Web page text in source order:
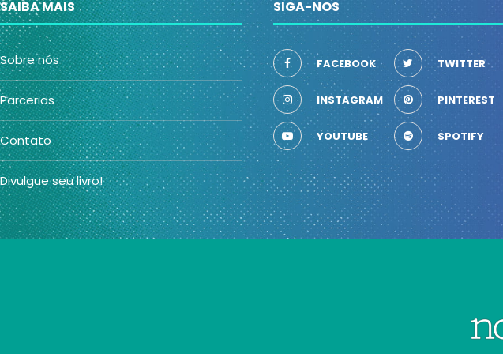
SAIBA MAIS
Sobre nós
Parcerias
Contato
Divulgue seu livro!
SIGA-NOS
FACEBOOK TWITTER
INSTAGRAM PINTEREST
YOUTUBE SPOTIFY